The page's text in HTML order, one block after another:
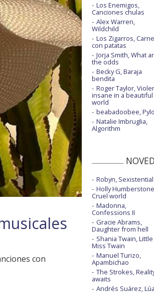
con
Los Enemigos,
Canciones chulas
Alex Warren,
Wildchild
Los Zigarros, Carne
con patatas
Jorja Smith, What
the odds
Becky G, Baraja
bendita
Roger Taylor,
insane in a beautiful
world
beabadoobee,
Natalie Imbruglia,
Algorithm
Robyn, Sexistential
Holly
Cruel world
Madonna,
Confessions II
Gracie Abrams,
Daughter from hell
Shania Twain, Little
Miss Twain
Manuel Turizo,
Apambichao
The Strokes,
awaits
Andrés Suárez, Lúa